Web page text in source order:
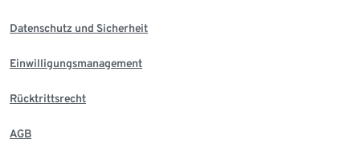
Datenschutz und Sicherheit
Einwilligungsmanagement
Rücktrittsrecht
AGB